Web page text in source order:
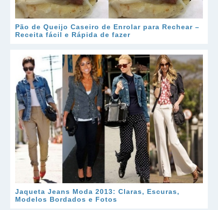
Pão de Queijo Caseiro de Enrolar para Rechear –
Receita fácil e Rápida de fazer
Jaqueta Jeans Moda 2013: Claras, Escuras,
Modelos Bordados e Fotos